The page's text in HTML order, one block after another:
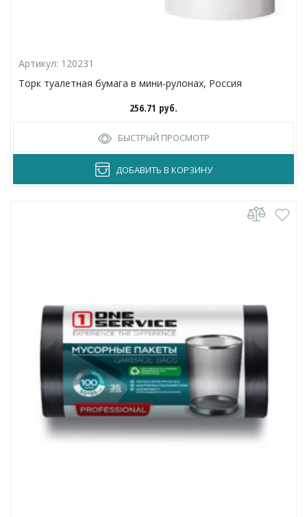
Артикул: 120231
Торк туалетная бумага в мини-рулонах, Россия
256.71 руб.
БЫСТРЫЙ ПРОСМОТР
ДОБАВИТЬ В КОРЗИНУ